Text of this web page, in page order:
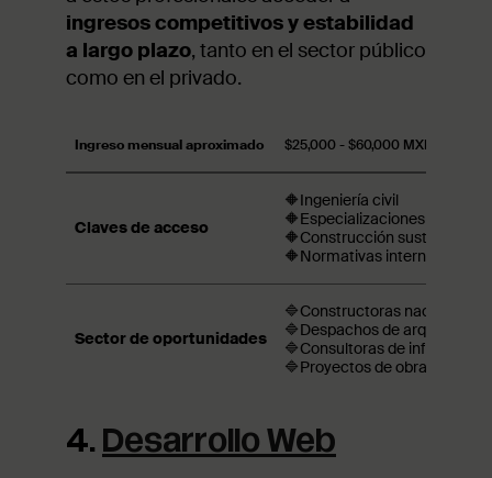
ingresos competitivos y estabilidad
a largo plazo, tanto en el sector público
como en el privado.
Ingreso mensual aproximado $25,000 - $60,000 MXN
Claves de acceso
🔶Ingeniería civil
🔶Especializaciones en
🔶Construcción sustentable
🔶Normativas
Sector de oportunidades
🔷Constructoras nacionales
🔷Despachos de
🔷Consultoras de
🔷Proyectos de obra pública.
4. Desarrollo Web